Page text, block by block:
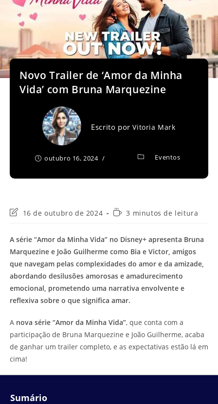
Novo Trailer de ‘Amor da Minha
Vida’ com Bruna Marquezine
Escrito porVitoria Mark
outubro 16, 2024 Eventos
Última
post:
16 de outubro de 2024
Tempo3 minutos de leitura
A série “Amor da Minha Vida” no Disney+ apresenta Bruna
Marquezine e João Guilherme como Bia e Victor, amigos
que navegam pelas complexidades do amor e da amizade,
abordando desilusões amorosas e amadurecimento
emocional, prometendo uma narrativa envolvente e
reflexiva sobre o que significa amar.
A nova série “Amor da Minha Vida”, que conta com a
participação de Bruna Marquezine e João Guilherme, acaba
de ganhar um trailer completo, e as expectativas estão lá em
cima!
Sumário